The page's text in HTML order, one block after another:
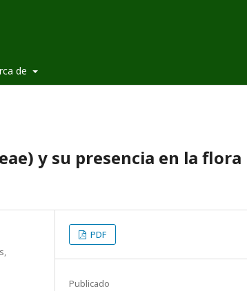
de
y su presencia en la flora
PDF
Publicado